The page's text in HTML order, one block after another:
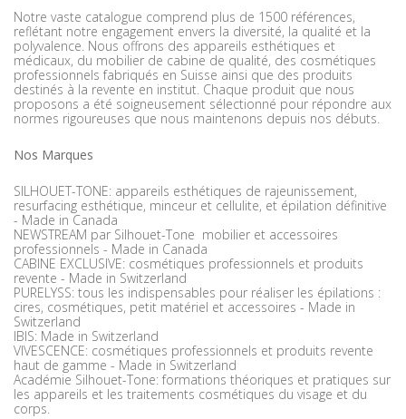
Notre vaste catalogue comprend plus de 1500 références,
reflétant notre engagement envers la diversité, la qualité et la
polyvalence. Nous offrons des appareils esthétiques et
médicaux, du mobilier de cabine de qualité, des cosmétiques
professionnels fabriqués en Suisse ainsi que des produits
destinés à la revente en institut. Chaque produit que nous
proposons a été soigneusement sélectionné pour répondre aux
normes rigoureuses que nous maintenons depuis nos débuts.
Nos Marques
SILHOUET-TONE: appareils esthétiques de rajeunissement,
resurfacing esthétique, minceur et cellulite, et épilation définitive
- Made in Canada
NEWSTREAM par Silhouet-Tone mobilier et accessoires
professionnels - Made in Canada
CABINE EXCLUSIVE: cosmétiques professionnels et produits
revente - Made in Switzerland
PURELYSS: tous les indispensables pour réaliser les épilations :
cires, cosmétiques, petit matériel et accessoires - Made in
Switzerland
IBIS: Made in Switzerland
VIVESCENCE: cosmétiques professionnels et produits revente
haut de gamme - Made in Switzerland
Académie Silhouet-Tone: formations théoriques et pratiques sur
les appareils et les traitements cosmétiques du visage et du
corps.